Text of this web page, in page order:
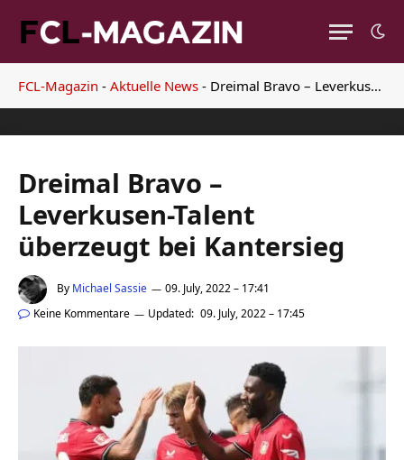
FCL-Magazin - Aktuelle News - Dreimal Bravo – Leverkusen-Talent überzeugt bei Kantersieg
Dreimal Bravo –
Leverkusen-Talent
überzeugt bei Kantersieg
By Michael Sassie
09. July, 2022 – 17:41
Keine Kommentare
Updated: 09. July, 2022 – 17:45